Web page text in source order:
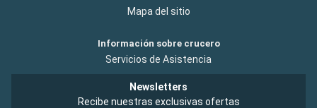
Mapa del sitio
Información sobre crucero
Servicios de Asistencia
Newsletters
Recibe nuestras exclusivas ofertas